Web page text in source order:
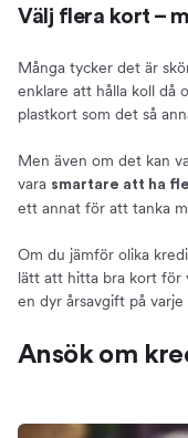
Välj flera kort –
Många tycker det är
enklare att hålla koll då
plastkort som det så
Men även om det kan
vara smartare att ha
ett annat för att tanka
Om du jämför olika
lätt att hitta bra kort för
en dyr årsavgift på
Ansök om